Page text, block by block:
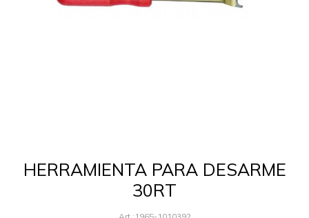
HERRAMIENTA PARA DESARME
30RT